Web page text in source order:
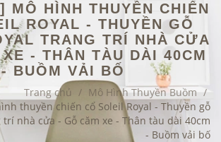
MÔ HÌNH THUYỀN CHIẾN
ROYAL - THUYỀN GỖ
TRANG TRÍ NHÀ CỬA
- THÂN TÀU DÀI 40CM
- BUỒM VẢI BỐ
Trang chủ / Mô Hình Thuyền Buồm /
thuyền chiến cổ Soleil Royal - Thuyền gỗ
nhà cửa - Gỗ căm xe - Thân tàu dài 40cm
- Buồm vải bố